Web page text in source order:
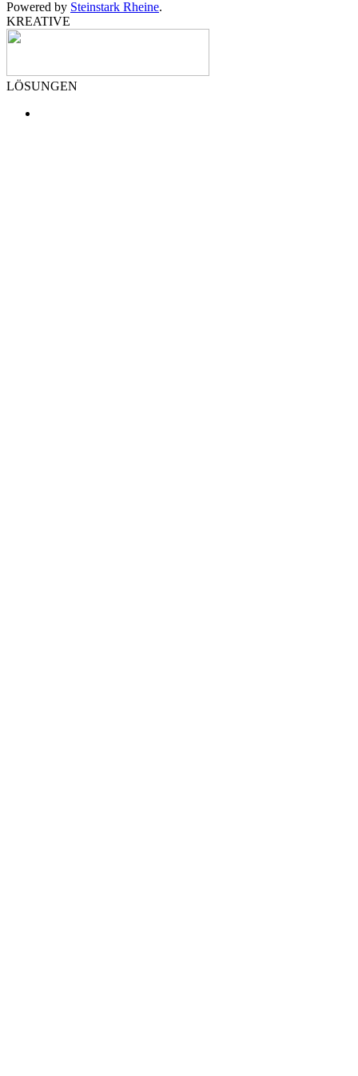
Powered by Steinstark Rheine.
KREATIVE
LÖSUNGEN